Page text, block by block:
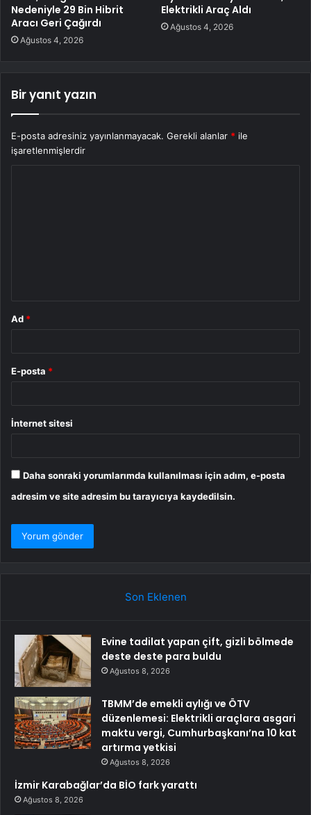
Nedeniyle 29 Bin Hibrit
Aracı Geri Çağırdı
Ağustos 4, 2026
Elektrikli Araç Aldı
Ağustos 4, 2026
Bir yanıt yazın
E-posta adresiniz yayınlanmayacak. Gerekli alanlar * ile
işaretlenmişlerdir
Ad *
E-posta *
İnternet sitesi
Daha sonraki yorumlarımda kullanılması için adım, e-posta
adresim ve site adresim bu tarayıcıya kaydedilsin.
Son Eklenen
Evine tadilat yapan çift, gizli bölmede
deste deste para buldu
Ağustos 8, 2026
TBMM’de emekli aylığı ve ÖTV
düzenlemesi: Elektrikli araçlara asgari
maktu vergi, Cumhurbaşkanı’na 10 kat
artırma yetkisi
Ağustos 8, 2026
İzmir Karabağlar’da BİO fark yarattı
Ağustos 8, 2026